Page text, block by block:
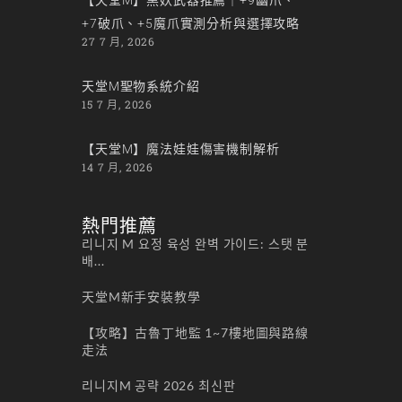
+7破爪、+5魔爪實測分析與選擇攻略
27 7 月, 2026
天堂M聖物系統介紹
15 7 月, 2026
【天堂M】魔法娃娃傷害機制解析
14 7 月, 2026
熱門推薦
리니지 M 요정 육성 완벽 가이드: 스탯 분
배...
天堂M新手安裝教學
【攻略】古魯丁地監 1~7樓地圖與路線
走法
리니지M 공략 2026 최신판